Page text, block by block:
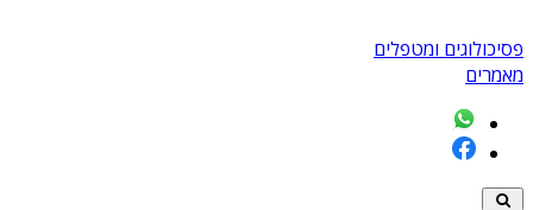
פסיכולוגים ומטפלים
מאמרים